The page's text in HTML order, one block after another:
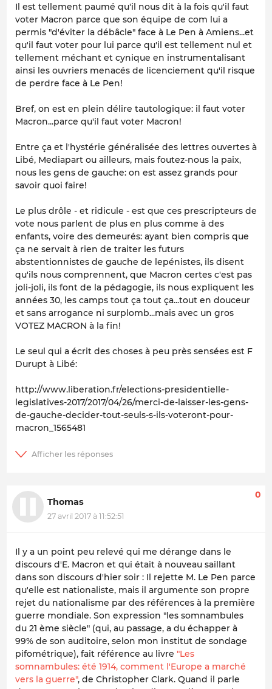
Il est tellement paumé qu'il nous dit à la fois qu'il faut
voter Macron parce que son équipe de com lui a
permis "d'éviter la débâcle" face à Le Pen à Amiens...et
qu'il faut voter pour lui parce qu'il est tellement nul et
tellement méchant et cynique en instrumentalisant
ainsi les ouvriers menacés de licenciement qu'il risque
de perdre face à Le Pen!
Bref, on est en plein délire tautologique: il faut voter
Macron...parce qu'il faut voter Macron!
Entre ça et l'hystérie généralisée des lettres ouvertes à
Libé, Mediapart ou ailleurs, mais foutez-nous la paix,
nous les gens de gauche: on est assez grands pour
savoir quoi faire!
Le plus drôle - et ridicule - est que ces prescripteurs de
vote nous parlent de plus en plus comme à des
enfants, voire des demeurés: ayant bien compris que
ça ne servait à rien de traiter les futurs
abstentionnistes de gauche de lepénistes, ils disent
qu'ils nous comprennent, que Macron certes c'est pas
joli-joli, ils font de la pédagogie, ils nous expliquent les
années 30, les camps tout ça tout ça...tout en douceur
et sans arrogance ni surplomb...mais avec un gros
VOTEZ MACRON à la fin!
Le seul qui a écrit des choses à peu près sensées est F
Durupt à Libé:
http://www.liberation.fr/elections-presidentielle-
legislatives-2017/2017/04/26/merci-de-laisser-les-gens-
de-gauche-decider-tout-seuls-s-ils-voteront-pour-
macron_1565481
Thomas
27 avril 2017 à 11:52:51
0
Il y a un point peu relevé qui me dérange dans le
discours d'E. Macron et qui était à nouveau saillant
dans son discours d'hier soir : Il rejette M. Le Pen parce
qu'elle est nationaliste, mais il argumente son propre
rejet du nationalisme par des références à la première
guerre mondiale. Son expression "les somnambules
du 21 ème siècle" (qui, au passage, a du échapper à
99% de son auditoire, selon mon institut de sondage
pifométrique), fait référence au livre "Les
somnambules: été 1914, comment l'Europe a marché
vers la guerre", de Christopher Clark. Quand il parle